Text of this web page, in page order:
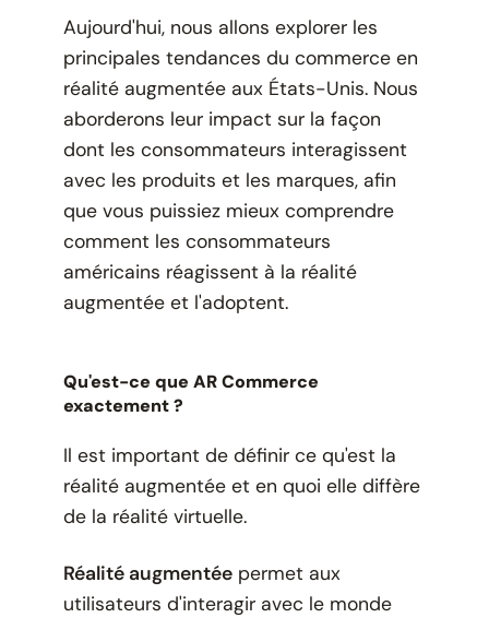
Aujourd'hui, nous allons explorer les
principales tendances du commerce en
réalité augmentée aux États-Unis. Nous
aborderons leur impact sur la façon
dont les consommateurs interagissent
avec les produits et les marques, afin
que vous puissiez mieux comprendre
comment les consommateurs
américains réagissent à la réalité
augmentée et l'adoptent.
Qu'est-ce que AR Commerce
exactement ?
Il est important de définir ce qu'est la
réalité augmentée et en quoi elle diffère
de la réalité virtuelle.
Réalité augmentéepermet aux
utilisateurs d'interagir avec le monde